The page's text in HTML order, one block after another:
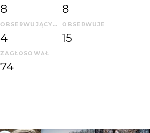
8 8
OBSERWUJĄCYCH
4
OBSERWUJE
15
ZAGŁOSOWAŁ
74